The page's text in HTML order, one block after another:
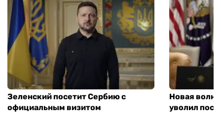
Зеленский посетит Сербию с
официальным визитом
Новая
уволил